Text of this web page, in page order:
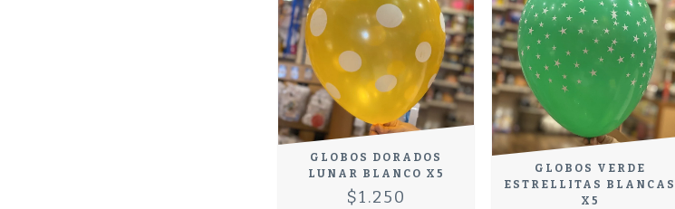
GLOBOS DORADOS
LUNAR BLANCO X5
$1.250
GLOBOS VERDE
ESTRELLITAS BLANCAS
X5